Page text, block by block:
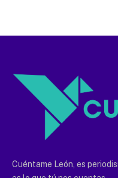
Cuéntame León, es